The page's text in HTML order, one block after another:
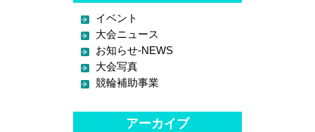
イベント
大会ニュース
お知らせ-NEWS
大会写真
競輪補助事業
アーカイブ